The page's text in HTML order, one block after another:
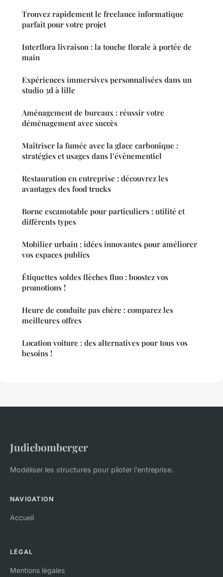
Trouvez rapidement le freelance informatique
parfait pour votre projet
Interflora livraison : la touche florale à portée de
main
Expériences immersives personnalisées dans un
studio 3d à lille
Aménagement de bureaux : réussir votre
déménagement avec succès
Maîtriser la fumée avec la glace carbonique :
stratégies et usages dans l’évènementiel
Restauration en entreprise : découvrez les
avantages des food trucks
Borne escamotable pour particuliers : utilité et
différents types
Mobilier urbain : idées innovantes pour améliorer
vos espaces publics
Étiquettes soldes flèches fluo : boostez vos
promotions !
Heure de conduite pas chère : comparez les
meilleures offres
Location voiture : des alternatives pour tous vos
besoins !
Judiebomberger
Modéliser les structures pour piloter l'entreprise.
NAVIGATION
Accueil
LÉGAL
Mentions légales